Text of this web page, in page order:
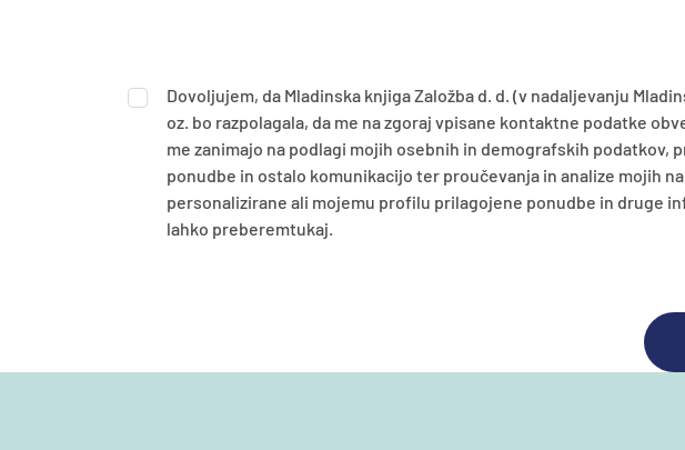
Dovoljujem, da Mladinska knjiga Založba d. d. (v nadaljevanju
oz. bo razpolagala, da me na zgoraj vpisane kontaktne podatke
me zanimajo na podlagi mojih osebnih in demografskih
ponudbe in ostalo komunikacijo ter proučevanja in analize mojih
personalizirane ali mojemu profilu prilagojene ponudbe in druge
lahko preberemtukaj.